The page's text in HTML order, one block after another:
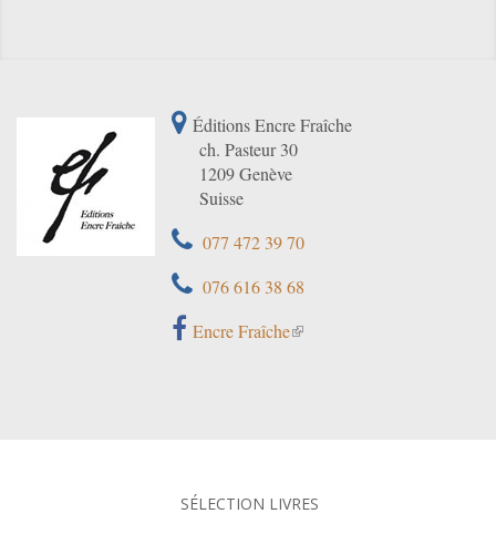
Éditions Encre Fraîche
ch. Pasteur 30
1209 Genève
Suisse
077 472 39 70
076 616 38 68
Encre Fraîche
SÉLECTION LIVRES